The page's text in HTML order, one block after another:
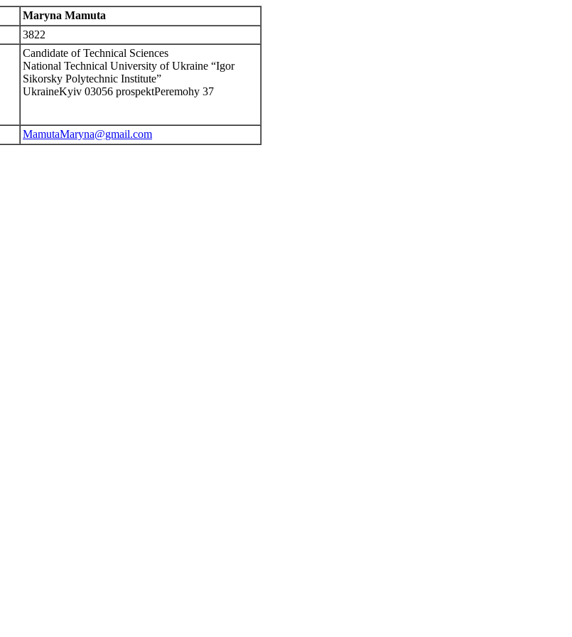
Maryna Mamuta
3822
Candidate of Technical Sciences
National Technical University of Ukraine “Igor
Sikorsky Polytechnic Institute”
UkraineKyiv 03056 prospektPeremohy 37
MamutaMaryna@gmail.com